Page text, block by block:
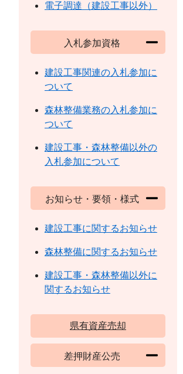
電子調達（建設工事以外）
入札参加資格
建設工事関連の入札参加に
ついて
森林整備業務の入札参加に
ついて
建設工事・森林整備以外の
入札参加について
お知らせ・要領・様式
建設工事に関するお知らせ
森林整備に関するお知らせ
建設工事・森林整備以外に
関するお知らせ
県有資産売却
差押財産公売